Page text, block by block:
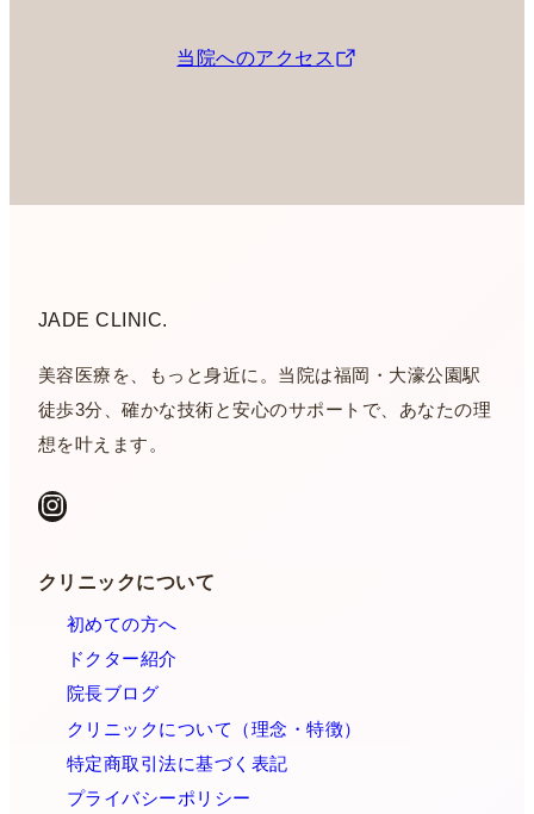
当院へのアクセス
JADE CLINIC.
美容医療を、もっと身近に。当院は福岡・大濠公園駅
徒歩3分、確かな技術と安心のサポートで、あなたの理
想を叶えます。
Instagram
クリニックについて
初めての方へ
ドクター紹介
院長ブログ
クリニックについて（理念・特徴）
特定商取引法に基づく表記
プライバシーポリシー